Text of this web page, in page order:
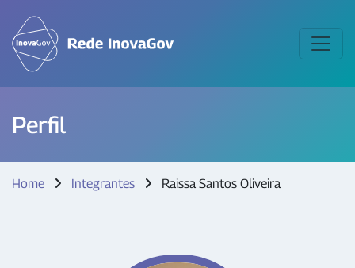
Perfil
Home Integrantes Raissa Santos Oliveira